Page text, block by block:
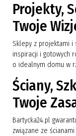
Projekty,
Twoje
Sklepy z projektami i
inspiracji i gotowych
o idealnym domu w
Ściany,
Twoje
Bartycka24.pl
związane ze